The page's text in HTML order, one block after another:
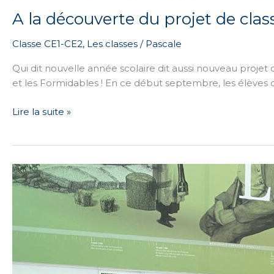
A la découverte du projet de
Classe CE1-CE2, Les classes / Pascale
Qui dit nouvelle année scolaire dit aussi nouveau projet
et les Formidables ! En ce début septembre, les
Lire la suite »
Historial
de